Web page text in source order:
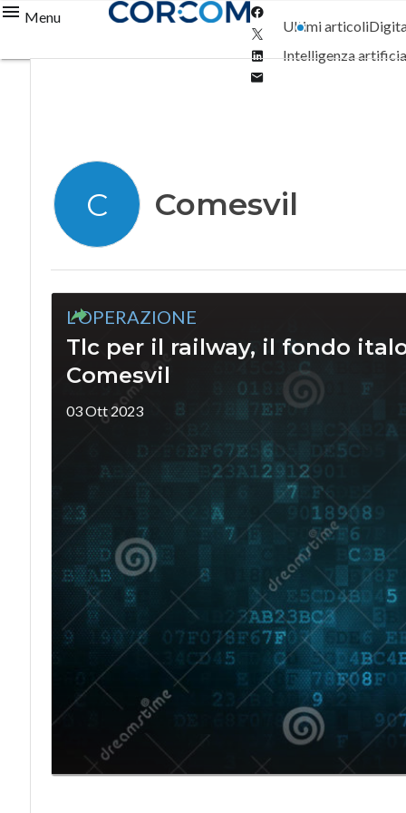
Menu
Twitter
Linkedin
Ultimi articoli
Intelligenza
C Comesvil
L’OPERAZIONE
Tlc per il railway, il fondo
Comesvil
03 Ott 2023